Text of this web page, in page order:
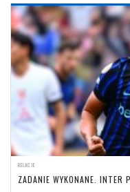
RELACJE
ZADANIE WYKONANE. INTER